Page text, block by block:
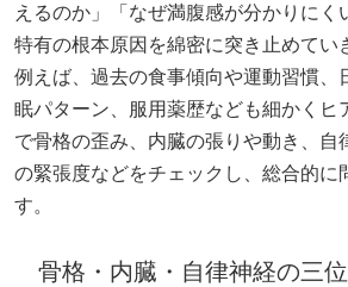
えるのか」「なぜ満腹感が分かりにく
特有の根本原因を綿密に突き止めてい
例えば、過去の食事傾向や運動習慣、
眠パターン、服用薬歴なども細かくヒ
で骨格の歪み、内臓の張りや動き、自
の緊張度などをチェックし、総合的に
す。
骨格・内臓・自律神経の三